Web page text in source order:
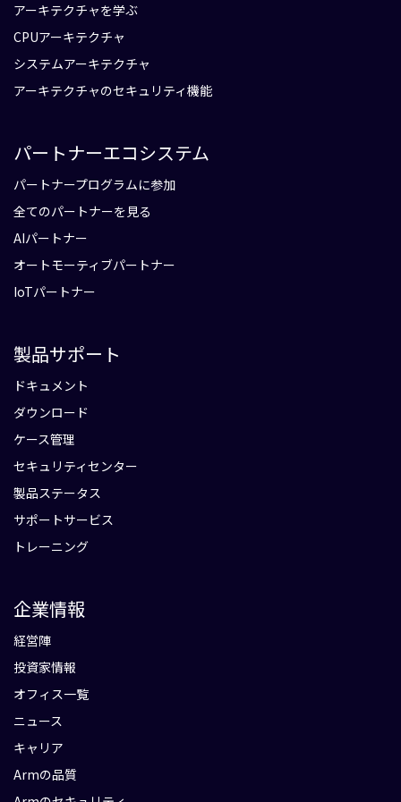
アーキテクチャを学ぶ
CPUアーキテクチャ
システムアーキテクチャ
アーキテクチャのセキュリティ機能
パートナーエコシステム
パートナープログラムに参加
全てのパートナーを見る
AIパートナー
オートモーティブパートナー
IoTパートナー
製品サポート
ドキュメント
ダウンロード
ケース管理
セキュリティセンター
製品ステータス
サポートサービス
トレーニング
企業情報
経営陣
投資家情報
オフィス一覧
ニュース
キャリア
Armの品質